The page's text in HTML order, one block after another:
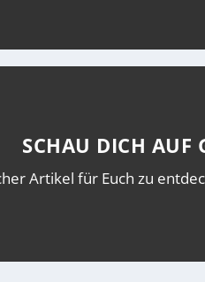
SCHAU DICH AUF
Artikel für Euch zu